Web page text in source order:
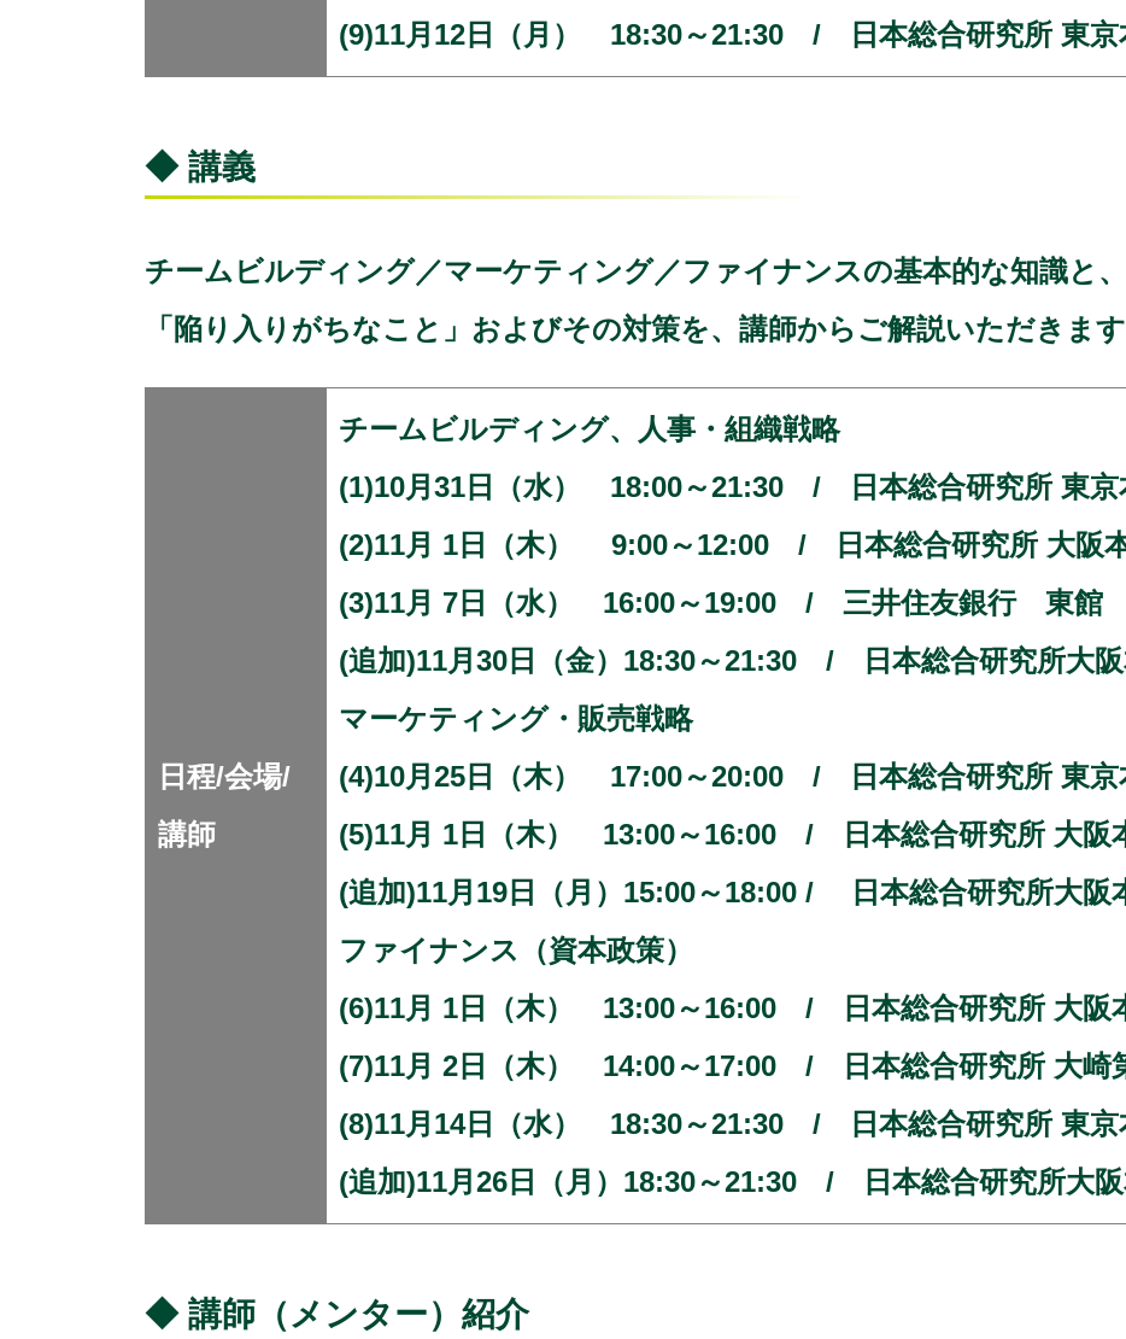
(9)11月12日（月） 18:30～21:30 / 日本総合研究所
◆ 講義
チームビルディング／マーケティング／ファイナンスの基本的な知識と
「陥り入りがちなこと」およびその対策を、講師からご解説いただきます
日程/会場/
講師
チームビルディング、人事・組織戦略
(1)10月31日（水） 18:00～21:30 / 日本総合研究所
(2)11月 1日（木） 9:00～12:00 / 日本総合研究所
(3)11月 7日（水） 16:00～19:00 / 三井住友銀行
(追加)11月30日（金）18:30～21:30 / 日本総合研究所
マーケティング・販売戦略
(4)10月25日（木） 17:00～20:00 / 日本総合研究所
(5)11月 1日（木） 13:00～16:00 / 日本総合研究所
(追加)11月19日（月）15:00～18:00 / 日本総合研究所
ファイナンス（資本政策）
(6)11月 1日（木） 13:00～16:00 / 日本総合研究所 大
(7)11月 2日（木） 14:00～17:00 / 日本総合研究所 大
(8)11月14日（水） 18:30～21:30 / 日本総合研究所
(追加)11月26日（月）18:30～21:30 / 日本総合研究所
◆ 講師（メンター）紹介